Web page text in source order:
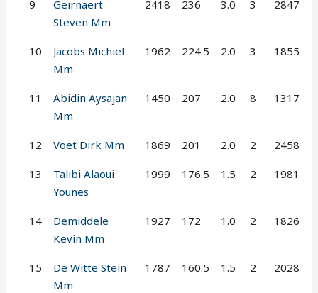
9
Geirnaert
Steven Mm
2418 236 3.0 3 2847
10
Jacobs Michiel
Mm
1962 224.5 2.0 3 1855
11
Abidin Aysajan
Mm
1450 207 2.0 8 1317
12 Voet Dirk Mm 1869 201 2.0 2 2458
13
Talibi Alaoui
Younes
1999 176.5 1.5 2 1981
14
Demiddele
Kevin Mm
1927 172 1.0 2 1826
15
De Witte Stein
Mm
1787 160.5 1.5 2 2028